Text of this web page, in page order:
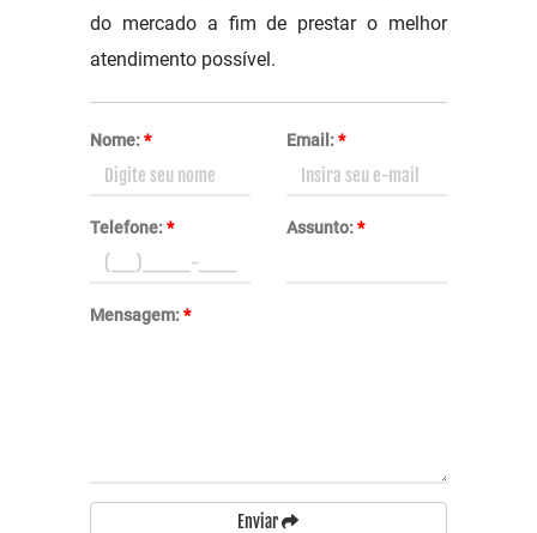
do mercado a fim de prestar o melhor
atendimento possível.
Nome:* Email:*
Telefone:* Assunto:*
Mensagem:*
Enviar